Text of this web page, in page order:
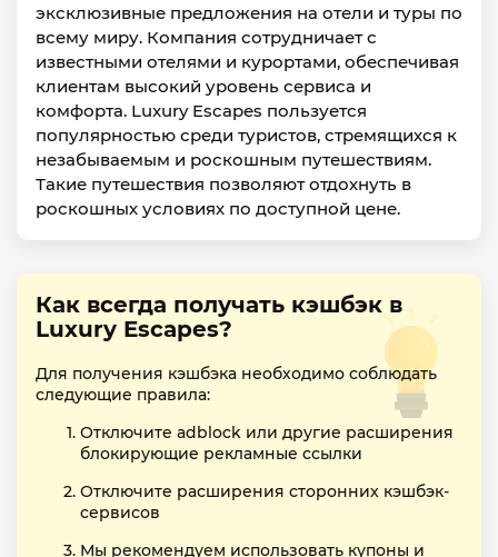
эксклюзивные предложения на отели и туры по
всему миру. Компания сотрудничает с
известными отелями и курортами, обеспечивая
клиентам высокий уровень сервиса и
комфорта. Luxury Escapes пользуется
популярностью среди туристов, стремящихся к
незабываемым и роскошным путешествиям.
Такие путешествия позволяют отдохнуть в
роскошных условиях по доступной цене.
Как всегда получать кэшбэк в
Luxury Escapes?
Для получения кэшбэка необходимо соблюдать
следующие правила:
Отключите adblock или другие расширения
блокирующие рекламные ссылки
Отключите расширения сторонних кэшбэк-
сервисов
Мы рекомендуем использовать купоны и